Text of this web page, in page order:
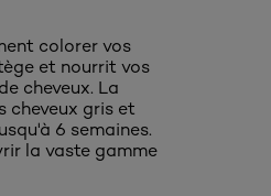
colorer vos
et nourrit vos
cheveux. La
cheveux gris et
6 semaines.
la vaste gamme